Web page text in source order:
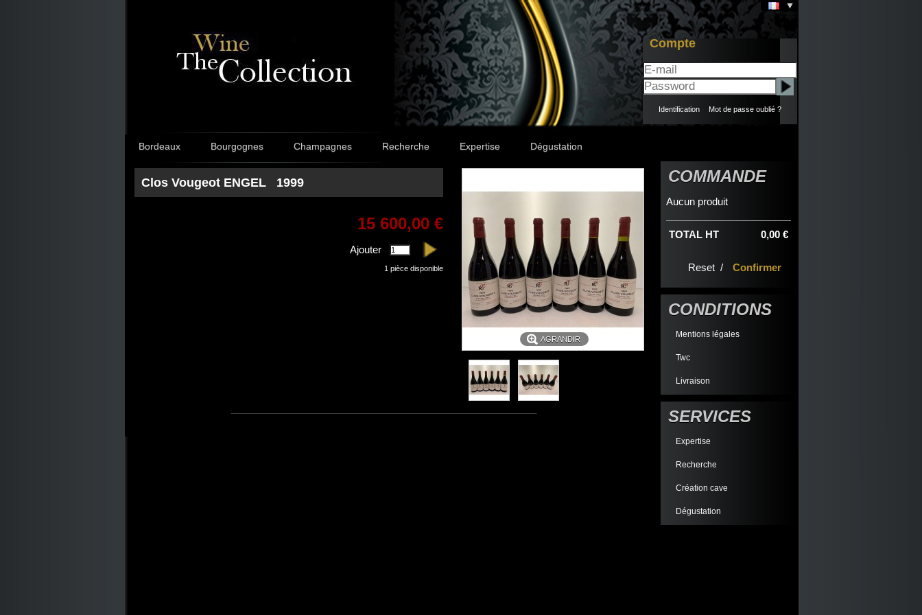
Compte
Identification Mot de passe oublié ?
Bordeaux Bourgognes Champagnes Recherche Expertise Dégustation
AGRANDIR
Clos Vougeot ENGEL 1999
15 600,00 €
Ajouter
1 pièce disponible
COMMANDE
Aucun produit
0,00 €
TOTAL HT
Reset / Confirmer
CONDITIONS
Mentions légales
Twc
Livraison
SERVICES
Expertise
Recherche
Création cave
Dégustation